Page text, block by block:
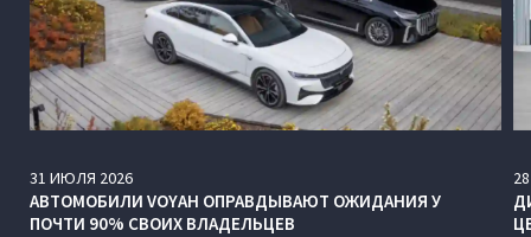
31 ИЮЛЯ 2026
АВТОМОБИЛИ VOYAH ОПРАВДЫВАЮТ ОЖИДАНИЯ У
ПОЧТИ 90% СВОИХ ВЛАДЕЛЬЦЕВ
28